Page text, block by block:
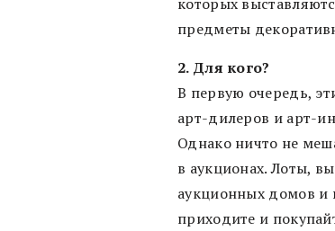
предметы
2. Для кого?
В первую очередь,
арт-дилеров и арт-
Однако ничто не
в аукционах. Лоты,
аукционных домов и
приходите и